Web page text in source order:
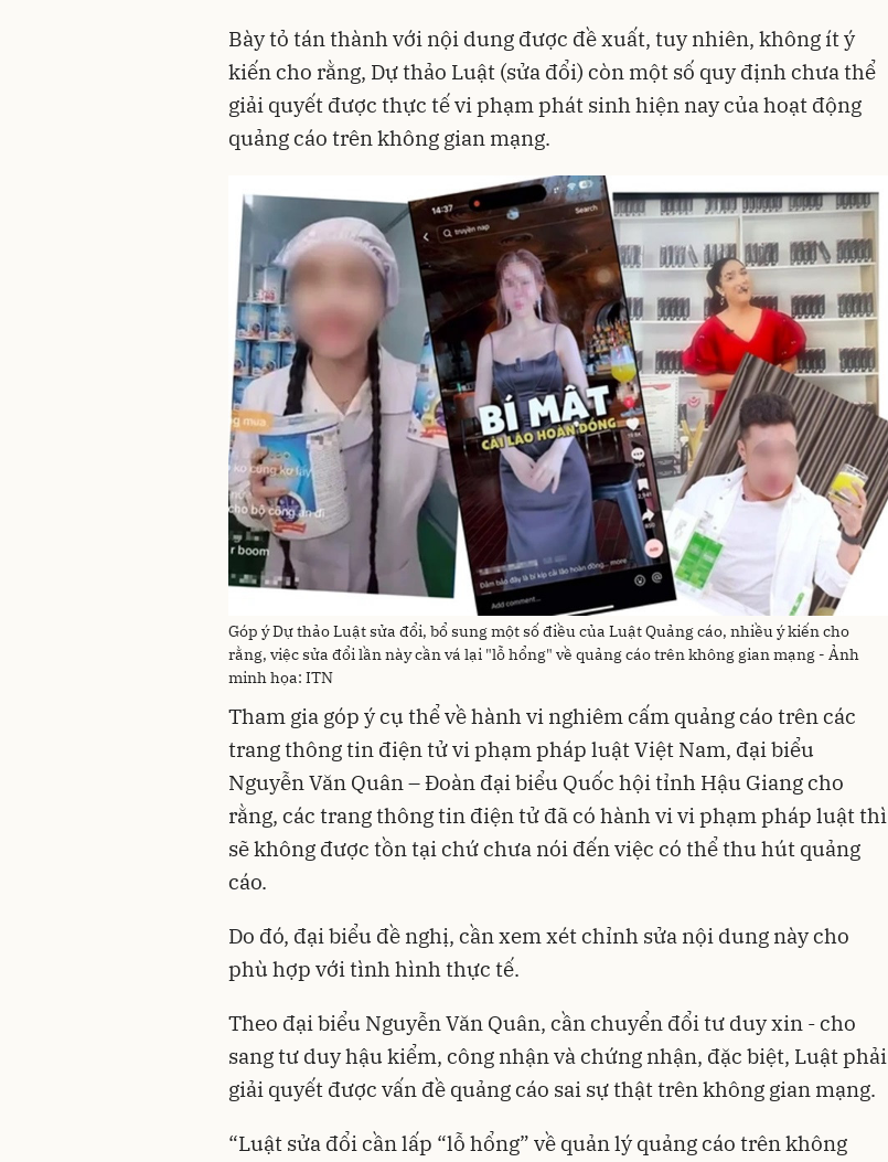
Bày tỏ tán thành với nội dung được đề xuất, tuy nhiên, không ít ý
kiến cho rằng, Dự thảo Luật (sửa đổi) còn một số quy định chưa thể
giải quyết được thực tế vi phạm phát sinh hiện nay của hoạt động
quảng cáo trên không gian mạng.
Góp ý Dự thảo Luật sửa đổi, bổ sung một số điều của Luật Quảng cáo, nhiều ý kiến cho
rằng, việc sửa đổi lần này cần vá lại "lỗ hổng" về quảng cáo trên không gian mạng - Ảnh
minh họa: ITN
Tham gia góp ý cụ thể về hành vi nghiêm cấm quảng cáo trên các
trang thông tin điện tử vi phạm pháp luật Việt Nam, đại biểu
Nguyễn Văn Quân – Đoàn đại biểu Quốc hội tỉnh Hậu Giang cho
rằng, các trang thông tin điện tử đã có hành vi vi phạm pháp luật thì
sẽ không được tồn tại chứ chưa nói đến việc có thể thu hút quảng
cáo.
Do đó, đại biểu đề nghị, cần xem xét chỉnh sửa nội dung này cho
phù hợp với tình hình thực tế.
Theo đại biểu Nguyễn Văn Quân, cần chuyển đổi tư duy xin - cho
sang tư duy hậu kiểm, công nhận và chứng nhận, đặc biệt, Luật phải
giải quyết được vấn đề quảng cáo sai sự thật trên không gian mạng.
“Luật sửa đổi cần lấp “lỗ hổng” về quản lý quảng cáo trên không